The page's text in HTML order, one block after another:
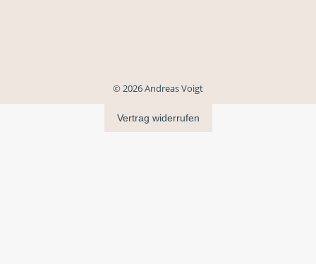
© 2026 Andreas Voigt
Vertrag widerrufen